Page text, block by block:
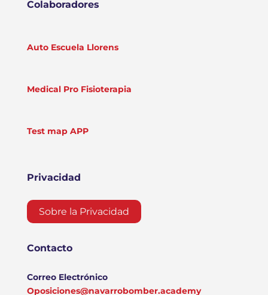
Colaboradores
Auto Escuela Llorens
Medical Pro Fisioterapia
Test map APP
Privacidad
Sobre la Privacidad
Contacto
Correo Electrónico
Oposiciones@navarrobomber.academy